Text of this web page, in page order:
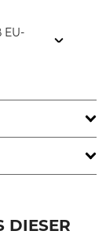
Stahlbandmaß
DIESER